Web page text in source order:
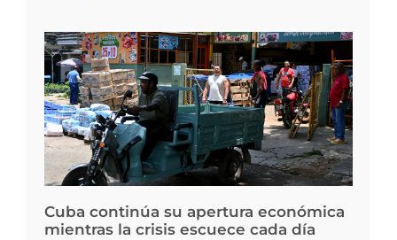
Cuba continúa su apertura económica
mientras la crisis escuece cada día